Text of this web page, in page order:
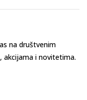
na društvenim
akcijama i novitetima.